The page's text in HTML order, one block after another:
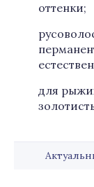
оттенки;
для